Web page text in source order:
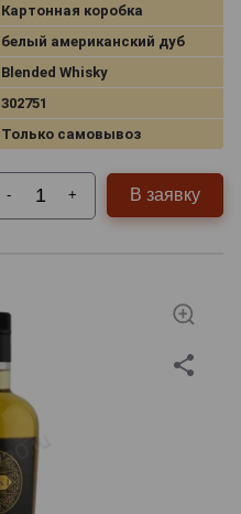
Картонная коробка
белый американский дуб
Blended Whisky
302751
Только самовывоз
- + В заявку